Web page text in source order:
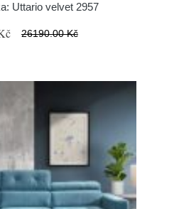
Uttario velvet 2957
26190.00 Kč